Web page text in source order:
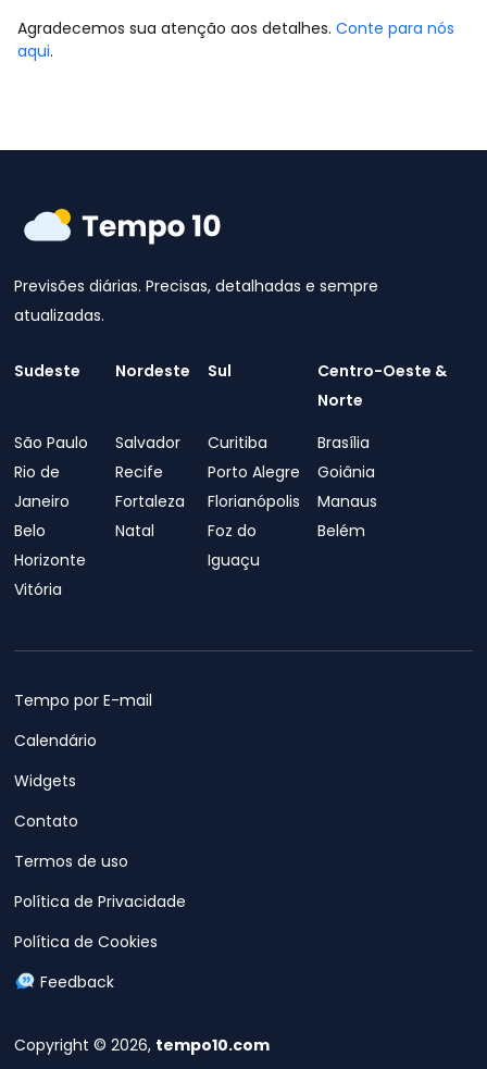
Agradecemos sua atenção aos detalhes. Conte para nós
aqui.
Previsões diárias. Precisas, detalhadas e sempre
atualizadas.
Sudeste
São Paulo
Rio de
Janeiro
Belo
Horizonte
Vitória
Nordeste
Salvador
Recife
Fortaleza
Natal
Sul
Curitiba
Porto Alegre
Florianópolis
Foz do
Iguaçu
Centro-Oeste &
Norte
Brasília
Goiânia
Manaus
Belém
Copyright © 2026, tempo10.com
Tempo por E-mail
Calendário
Widgets
Contato
Termos de uso
Política de Privacidade
Política de Cookies
Feedback